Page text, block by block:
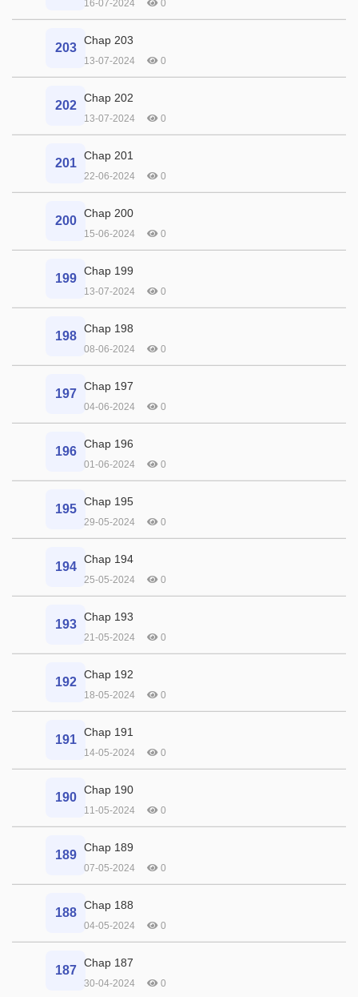
16-07-2024 0
203
Chap 203
13-07-2024 0
202
Chap 202
13-07-2024 0
201
Chap 201
22-06-2024 0
200
Chap 200
15-06-2024 0
199
Chap 199
13-07-2024 0
198
Chap 198
08-06-2024 0
197
Chap 197
04-06-2024 0
196
Chap 196
01-06-2024 0
195
Chap 195
29-05-2024 0
194
Chap 194
25-05-2024 0
193
Chap 193
21-05-2024 0
192
Chap 192
18-05-2024 0
191
Chap 191
14-05-2024 0
190
Chap 190
11-05-2024 0
189
Chap 189
07-05-2024 0
188
Chap 188
04-05-2024 0
187
Chap 187
30-04-2024 0